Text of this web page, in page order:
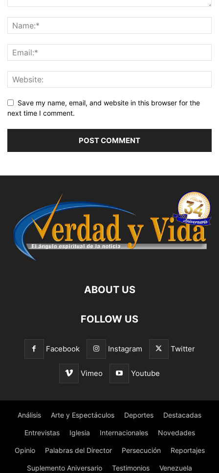
Save my name, email, and website in this browser for the
next time I comment.
ABOUT US
FOLLOW US
Facebook Instagram Twitter
Vimeo Youtube
Análisis Arte y Espectáculos Deportes Destacadas
Entrevistas Iglesia Internacionales Novedades
Opinio Palabras del Director Persecución Reportajes
Suplemento Aniversario Testimonios Venezuela